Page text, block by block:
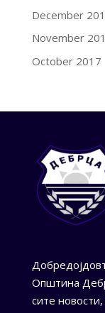
December
November
October 2017
Општина
сите